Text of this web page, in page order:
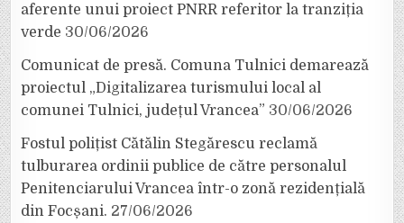
aferente unui proiect PNRR referitor la tranziția
verde 30/06/2026
Comunicat de presă. Comuna Tulnici demarează
proiectul „Digitalizarea turismului local al
comunei Tulnici, județul Vrancea” 30/06/2026
Fostul polițist Cătălin Stegărescu reclamă
tulburarea ordinii publice de către personalul
Penitenciarului Vrancea într-o zonă rezidențială
din Focșani. 27/06/2026